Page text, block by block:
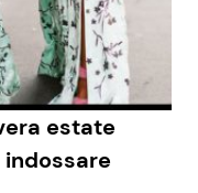
e Serie TV
TV
estate